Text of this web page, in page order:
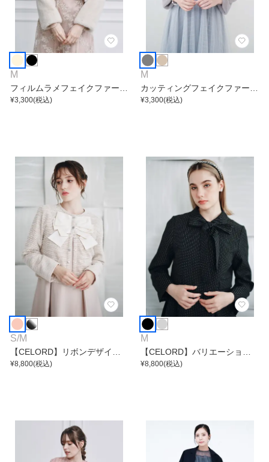
M
フィルムラメフェイクファージ
ャケット
¥3,300(税込)
M
カッティングフェイクファージ
ャケット
¥3,300(税込)
S/M
【CELORD】リボンデザイン
ジャケット
¥8,800(税込)
M
【CELORD】バリエーション
リボンショートジャケット
¥8,800(税込)